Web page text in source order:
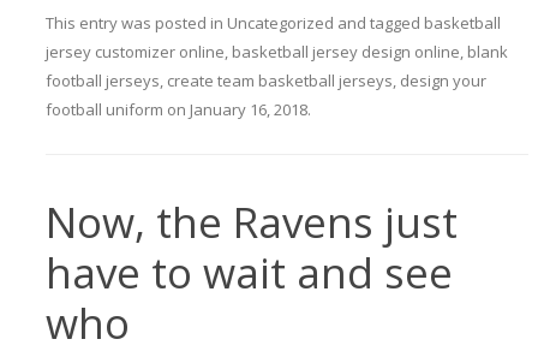
This entry was posted in Uncategorized and tagged basketball
jersey customizer online, basketball jersey design online, blank
football jerseys, create team basketball jerseys, design your
football uniform on January 16, 2018.
Now, the Ravens just
have to wait and see
who